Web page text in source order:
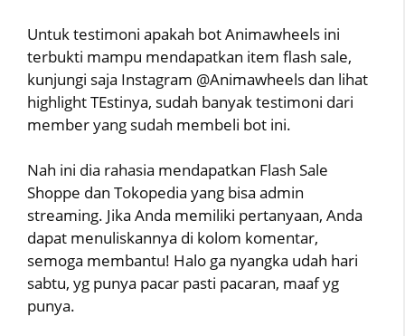
Untuk testimoni apakah bot Animawheels ini
terbukti mampu mendapatkan item flash sale,
kunjungi saja Instagram @Animawheels dan lihat
highlight TEstinya, sudah banyak testimoni dari
member yang sudah membeli bot ini.
Nah ini dia rahasia mendapatkan Flash Sale
Shoppe dan Tokopedia yang bisa admin
streaming. Jika Anda memiliki pertanyaan, Anda
dapat menuliskannya di kolom komentar,
semoga membantu! Halo ga nyangka udah hari
sabtu, yg punya pacar pasti pacaran, maaf yg
punya.